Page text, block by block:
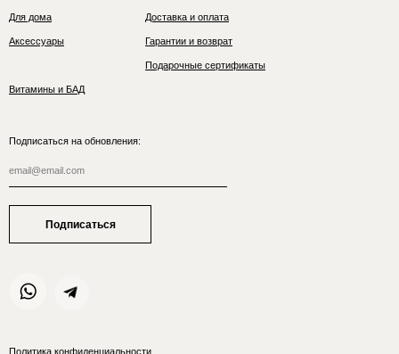
Политика конфиденциальности
Для дома
Аксессуары
Витамины и БАД
Доставка и оплата
Гарантии и возврат
Подарочные сертификаты
Подписаться на обновления:
Подписаться